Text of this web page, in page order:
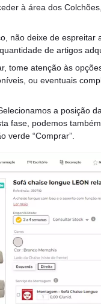
à área dos
não deixe de espreitar
de artigos
tome atenção às
ou eventuais
a posição
fase, podemos
verde “Comprar”.